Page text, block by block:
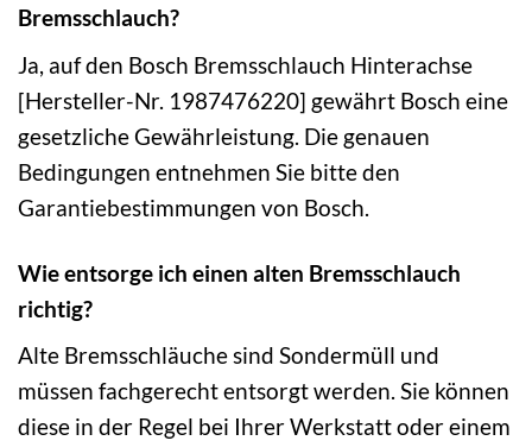
Bremsschlauch?
Ja, auf den Bosch Bremsschlauch Hinterachse
[Hersteller-Nr. 1987476220] gewährt Bosch eine
gesetzliche Gewährleistung. Die genauen
Bedingungen entnehmen Sie bitte den
Garantiebestimmungen von Bosch.
Wie entsorge ich einen alten Bremsschlauch
richtig?
Alte Bremsschläuche sind Sondermüll und
müssen fachgerecht entsorgt werden. Sie können
diese in der Regel bei Ihrer Werkstatt oder einem